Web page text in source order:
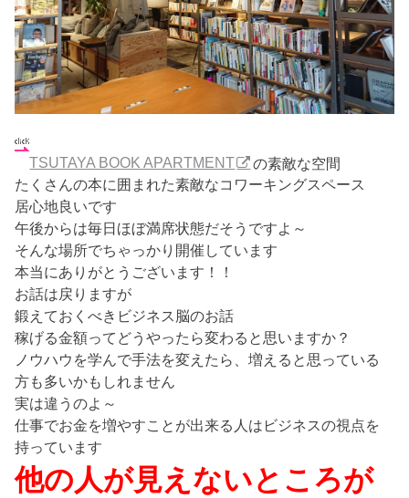
TSUTAYA BOOK APARTMENT
の素敵な空間
たくさんの本に囲まれた素敵なコワーキングスペース
居心地良いです
午後からは毎日ほぼ満席状態だそうですよ～
そんな場所でちゃっかり開催しています
本当にありがとうございます！！
お話は戻りますが
鍛えておくべきビジネス脳のお話
稼げる金額ってどうやったら変わると思いますか？
ノウハウを学んで手法を変えたら、増えると思っている
方も多いかもしれません
実は違うのよ～
仕事でお金を増やすことが出来る人はビジネスの視点を
持っています
他の人が見えないところが